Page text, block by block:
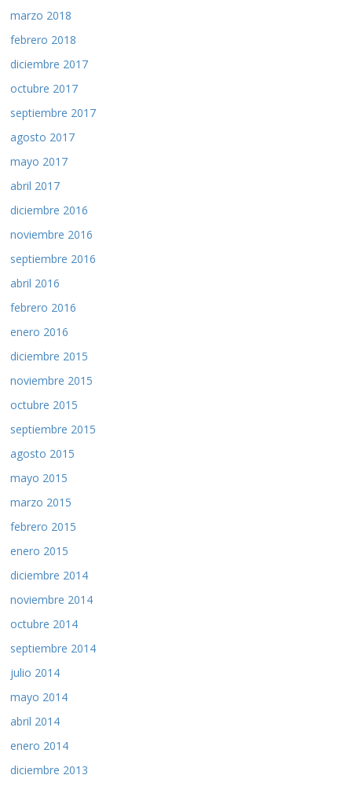
marzo 2018
febrero 2018
diciembre 2017
octubre 2017
septiembre 2017
agosto 2017
mayo 2017
abril 2017
diciembre 2016
noviembre 2016
septiembre 2016
abril 2016
febrero 2016
enero 2016
diciembre 2015
noviembre 2015
octubre 2015
septiembre 2015
agosto 2015
mayo 2015
marzo 2015
febrero 2015
enero 2015
diciembre 2014
noviembre 2014
octubre 2014
septiembre 2014
julio 2014
mayo 2014
abril 2014
enero 2014
diciembre 2013